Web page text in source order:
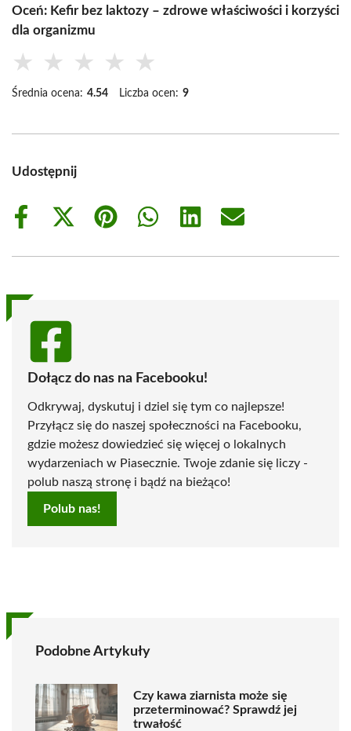
Oceń: Kefir bez laktozy – zdrowe właściwości i korzyści
dla organizmu
★ ★ ★ ★ ★
Średnia ocena: 4.54 Liczba ocen: 9
Udostępnij
Share
Share
(Twitter)
Share
Share
Share
Share
Dołącz do nas na Facebooku!
Odkrywaj, dyskutuj i dziel się tym co najlepsze!
Przyłącz się do naszej społeczności na Facebooku,
gdzie możesz dowiedzieć się więcej o lokalnych
wydarzeniach w Piasecznie. Twoje zdanie się liczy -
polub naszą stronę i bądź na bieżąco!
Polub nas!
Podobne Artykuły
Czy kawa ziarnista może się
przeterminować? Sprawdź jej
trwałość